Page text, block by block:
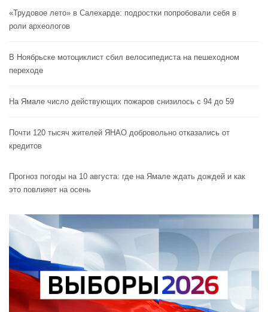
«Трудовое лето» в Салехарде: подростки попробовали себя в
роли археологов
В Ноябрьске мотоциклист сбил велосипедиста на пешеходном
переходе
На Ямале число действующих пожаров снизилось с 94 до 59
Почти 120 тысяч жителей ЯНАО добровольно отказались от
кредитов
Прогноз погоды на 10 августа: где на Ямале ждать дождей и как
это повлияет на осень